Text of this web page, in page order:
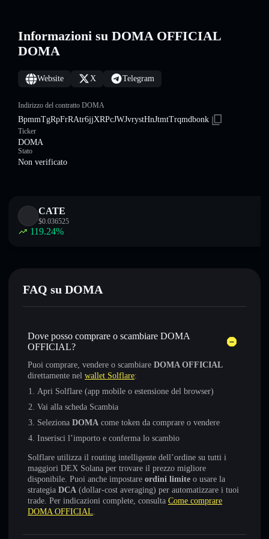
Informazioni su DOMA OFFICIAL
DOMA
Website X Telegram
Indirizzo del contratto DOMA
BpmmTgRpFrRAtr6jjXRPcJWJvrystHnJtmtTrqmdbonk
Ticker
DOMA
Stato
Non verificato
CATE
$0.036525
119.24%
FAQ su DOMA
Dove posso comprare o scambiare DOMA
OFFICIAL?
Puoi comprare, vendere o scambiare DOMA OFFICIAL
direttamente nel wallet Solflare:
Apri Solflare (app mobile o estensione del browser)
Vai alla scheda Scambia
Seleziona DOMA come token da comprare o vendere
Inserisci l’importo e conferma lo scambio
Solflare utilizza il routing intelligente dell’ordine su tutti i
maggiori DEX Solana per trovare il prezzo migliore
disponibile. Puoi anche impostare ordini limite o usare la
strategia DCA (dollar-cost averaging) per automatizzare i tuoi
trade. Per indicazioni complete, consulta Come comprare
DOMA OFFICIAL.